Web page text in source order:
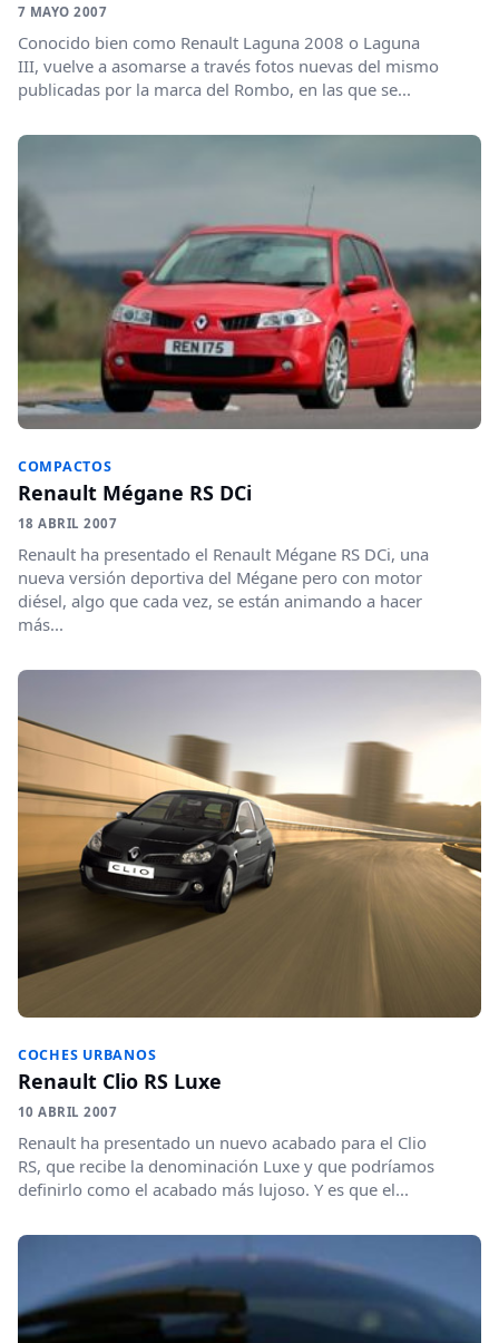
7 MAYO 2007
Conocido bien como Renault Laguna 2008 o Laguna
III, vuelve a asomarse a través fotos nuevas del mismo
publicadas por la marca del Rombo, en las que se...
COMPACTOS
Renault Mégane RS DCi
18 ABRIL 2007
Renault ha presentado el Renault Mégane RS DCi, una
nueva versión deportiva del Mégane pero con motor
diésel, algo que cada vez, se están animando a hacer
más...
COCHES URBANOS
Renault Clio RS Luxe
10 ABRIL 2007
Renault ha presentado un nuevo acabado para el Clio
RS, que recibe la denominación Luxe y que podríamos
definirlo como el acabado más lujoso. Y es que el...